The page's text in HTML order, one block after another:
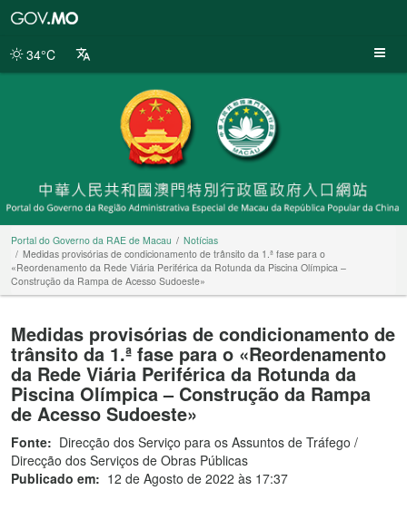
da
34°C
Portal do Governo da RAE de Macau
Notícias
Medidas provisórias de condicionamento de trânsito da 1.ª fase para o
«Reordenamento da Rede Viária Periférica da Rotunda da Piscina Olímpica –
Construção da Rampa de Acesso Sudoeste»
Medidas provisórias de condicionamento de
trânsito da 1.ª fase para o «Reordenamento
da Rede Viária Periférica da Rotunda da
Piscina Olímpica – Construção da Rampa
de Acesso Sudoeste»
Fonte: Direcção dos Serviço para os Assuntos de Tráfego /
Direcção dos Serviços de Obras Públicas
Publicado em: 12 de Agosto de 2022 às 17:37